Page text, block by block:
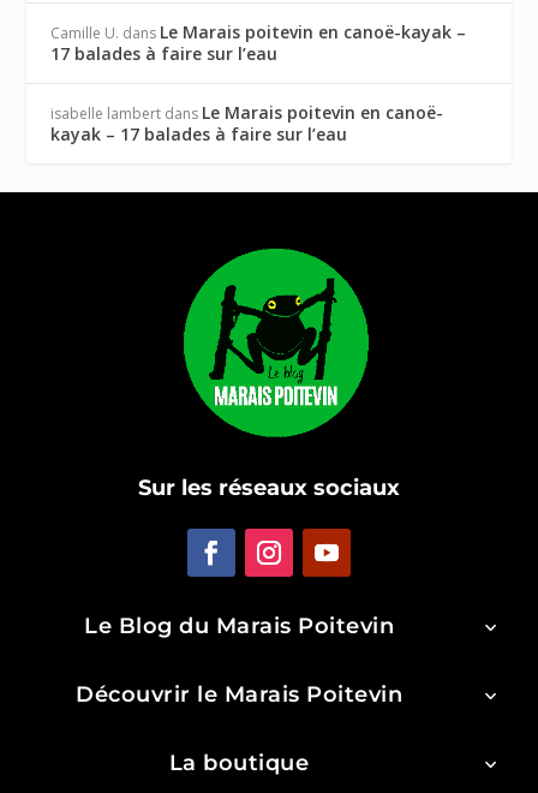
Camille U. dans Le Marais poitevin en canoë-kayak –
17 balades à faire sur l’eau
isabelle lambert dans Le Marais poitevin en canoë-
kayak – 17 balades à faire sur l’eau
Sur les réseaux sociaux
Le Blog du Marais Poitevin
Découvrir le Marais Poitevin
La boutique